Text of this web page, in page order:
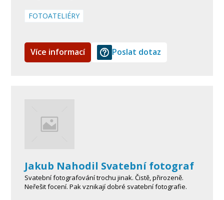
FOTOATELIÉRY
Více informací Poslat dotaz
Jakub Nahodil Svatební fotograf
Svatební fotografování trochu jinak. Čistě, přirozeně.
Neřešit focení. Pak vznikají dobré svatební fotografie.